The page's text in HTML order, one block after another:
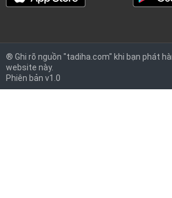
® Ghi rõ nguồn "tadiha.com" khi bạn phát
website này.
Phiên bản v1.0